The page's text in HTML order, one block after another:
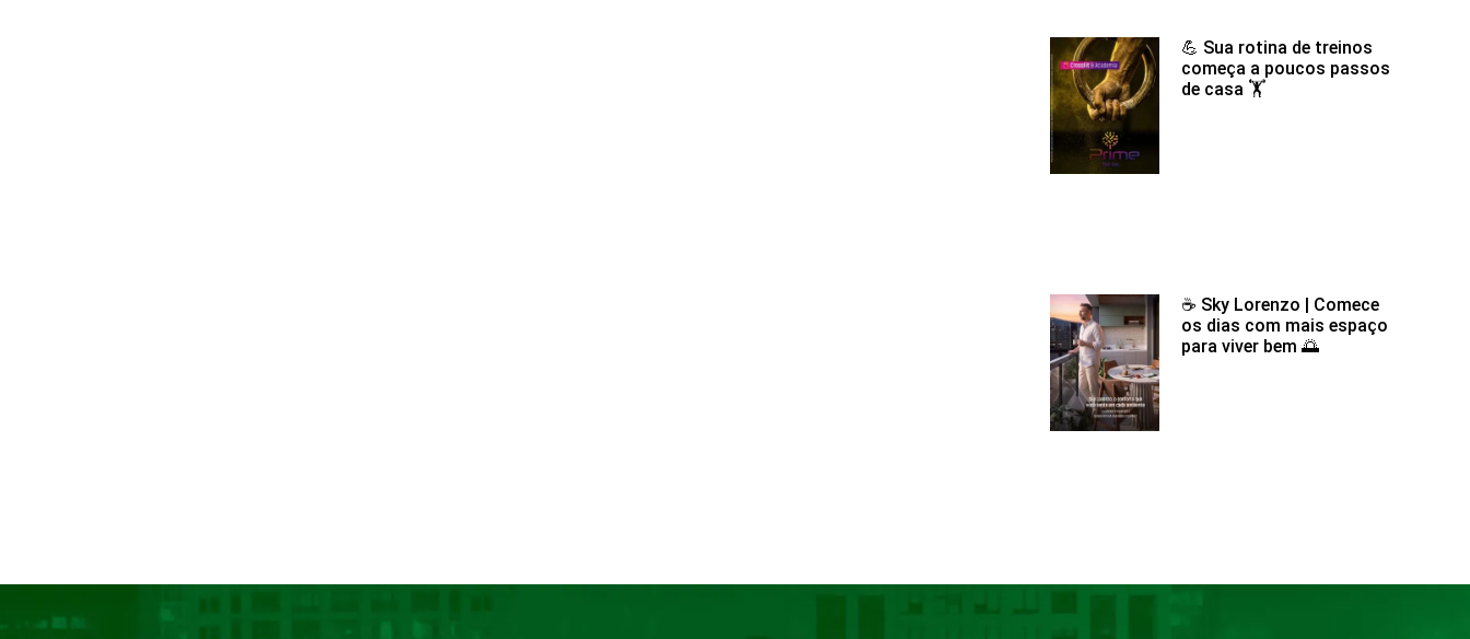
💪 Sua rotina de treinos
começa a poucos passos
de casa 🏋️
☕ Sky Lorenzo | Comece
os dias com mais espaço
para viver bem 🌅